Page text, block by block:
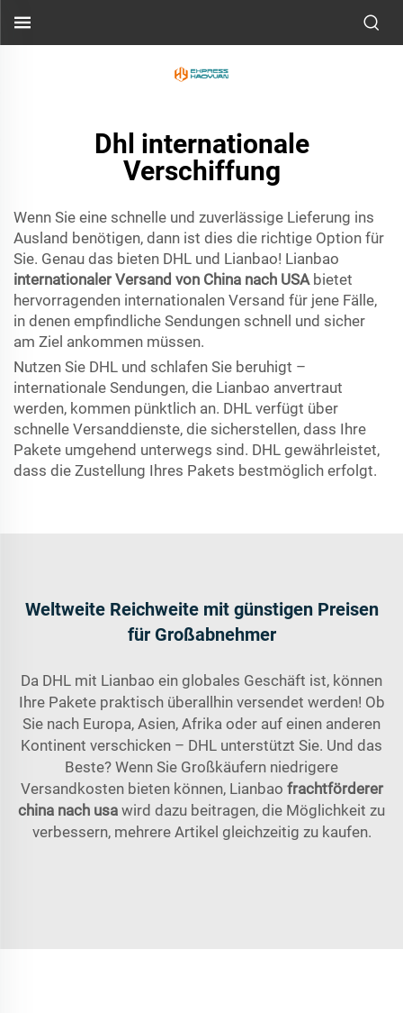
Dhl internationale
Verschiffung
Wenn Sie eine schnelle und zuverlässige Lieferung ins
Ausland benötigen, dann ist dies die richtige Option für
Sie. Genau das bieten DHL und Lianbao! Lianbao
internationaler Versand von China nach USA bietet
hervorragenden internationalen Versand für jene Fälle,
in denen empfindliche Sendungen schnell und sicher
am Ziel ankommen müssen.
Nutzen Sie DHL und schlafen Sie beruhigt –
internationale Sendungen, die Lianbao anvertraut
werden, kommen pünktlich an. DHL verfügt über
schnelle Versanddienste, die sicherstellen, dass Ihre
Pakete umgehend unterwegs sind. DHL gewährleistet,
dass die Zustellung Ihres Pakets bestmöglich erfolgt.
Weltweite Reichweite mit günstigen Preisen
für Großabnehmer
Da DHL mit Lianbao ein globales Geschäft ist, können
Ihre Pakete praktisch überallhin versendet werden! Ob
Sie nach Europa, Asien, Afrika oder auf einen anderen
Kontinent verschicken – DHL unterstützt Sie. Und das
Beste? Wenn Sie Großkäufern niedrigere
Versandkosten bieten können, Lianbao frachtförderer
china nach usa wird dazu beitragen, die Möglichkeit zu
verbessern, mehrere Artikel gleichzeitig zu kaufen.